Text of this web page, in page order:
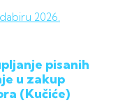
2026.
pisanih
u zakup
(Kučiće)